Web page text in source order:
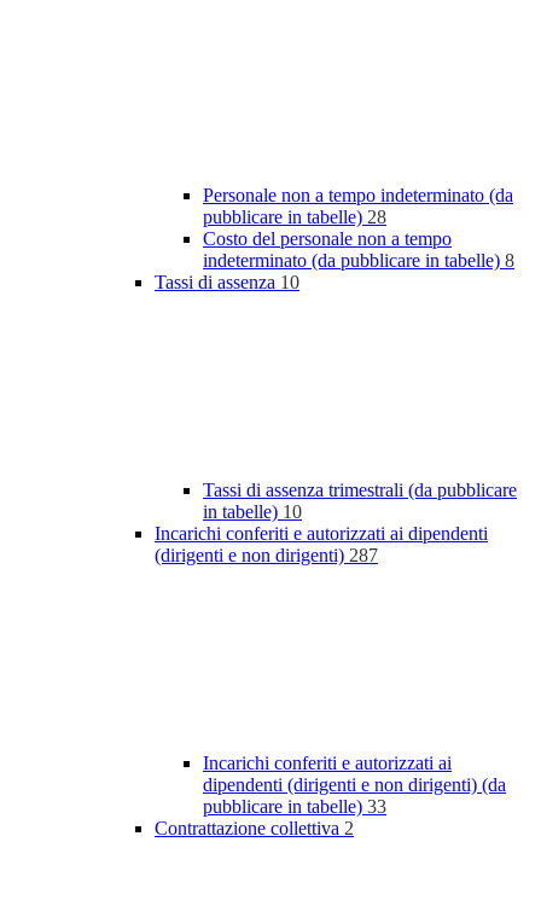
Personale non a tempo indeterminato (da
pubblicare in tabelle) 28
Costo del personale non a tempo
indeterminato (da pubblicare in tabelle) 8
Tassi di assenza 10
Tassi di assenza trimestrali (da pubblicare
in tabelle) 10
Incarichi conferiti e autorizzati ai dipendenti
(dirigenti e non dirigenti) 287
Incarichi conferiti e autorizzati ai
dipendenti (dirigenti e non dirigenti) (da
pubblicare in tabelle) 33
Contrattazione collettiva 2